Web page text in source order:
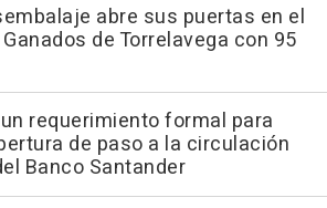
abre sus puertas en el
de Torrelavega con 95
requerimiento formal para
de paso a la circulación
Banco Santander